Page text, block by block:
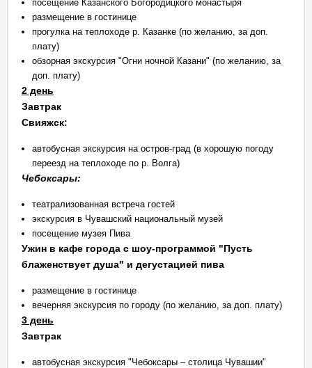
посещение Казанского Богородицкого монастыря
размещение в гостинице
прогулка на теплоходе р. Казанке (по желанию, за доп.
плату)
обзорная экскурсия "Огни ночной Казани" (по желанию, за
доп. плату)
2 день
Завтрак
Свияжск:
автобусная экскурсия на остров-град (в хорошую погоду
переезд на теплоходе по р. Волга)
Чебоксары:
театрализованная встреча гостей
экскурсия в Чувашский национальный музей
посещение музея Пива
Ужин в кафе города с шоу-программой "Пусть
блаженствует душа" и дегустацией пива
размещение в гостинице
вечерняя экскурсия по городу (по желанию, за доп. плату)
3 день
Завтрак
автобусная экскурсия "Чебоксары – столица Чувашии"